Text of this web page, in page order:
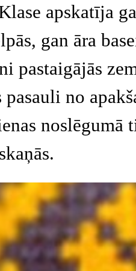
apskatīja
gan āra
pastaigājās
no
noslēgumā